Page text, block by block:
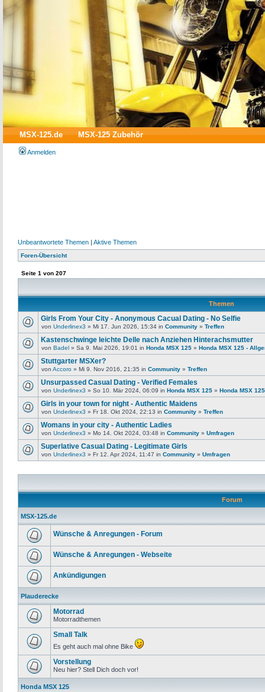
MSX-125.de MSX-125 Zubehör
Anmelden
Unbeantwortete Themen | Aktive Themen
Foren-Übersicht
Seite 1 von 207
Themen
Girls From Your City - Anonymous Cacual Dating - No Selfie
von Underlinex3 » Mi 17. Jun 2026, 15:34 in Community » Treffen
Kastenschwinge leichte Delle nach Anziehen Hinterachsmutter
von Badel » Sa 9. Mai 2026, 19:01 in Honda MSX 125 » Honda MSX 125 -
Stuttgarter MSXer?
von Accoro » Mi 9. Nov 2016, 21:35 in Community » Treffen
Unsurpassed Сasual Dating - Verified Females
von Underlinex3 » So 10. Mär 2024, 06:09 in Honda MSX 125 » Honda MSX
Girls in your town for night - Authentic Maidens
von Underlinex3 » Fr 18. Okt 2024, 22:13 in Community » Treffen
Womans in your city - Authentic Ladies
von Underlinex3 » Mo 14. Okt 2024, 03:48 in Community » Umfragen
Superlative Сasual Dating - Legitimate Girls
von Underlinex3 » Fr 12. Apr 2024, 11:47 in Community » Umfragen
Forum
MSX-125.de
Wünsche & Anregungen - Forum
Wünsche & Anregungen - Webseite
Ankündigungen
Plauderecke
Motorrad
Motorradthemen
Small Talk
Es geht auch mal ohne Bike
Vorstellung
Neu hier? Stell Dich doch vor!
Honda MSX 125